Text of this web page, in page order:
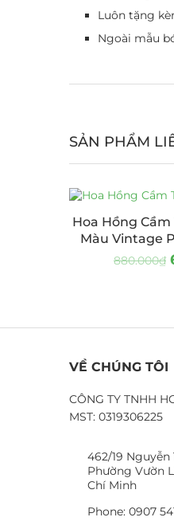
Luôn tặng
Ngoài mẫu
SẢN PHẨM
Hoa Hồng Cầm
Màu Vintage
880.000₫
VỀ CHÚNG TÔI
CÔNG TY TNHH
MST: 0319306225
462/19
Phường Vườn
Chí Minh
Phone: 0907